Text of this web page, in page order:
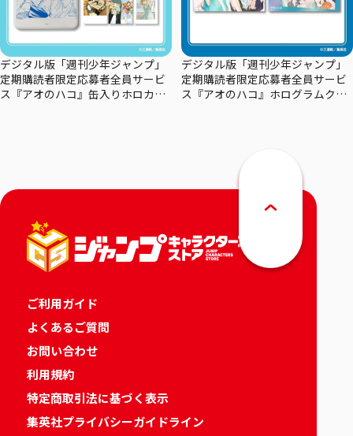
デジタル版「週刊少年ジャンプ」
定期購読者限定応募者全員サービ
ス『アオのハコ』缶入りホロカー
デジタル版「週刊少年ジャンプ」
定期購読者限定応募者全員サービ
ス『アオのハコ』ホログラムクリ
ご利用ガイド
よくあるご質問
お問い合わせ
利用規約
特定商取引法に基づく表示
集英社プライバシーガイドライン